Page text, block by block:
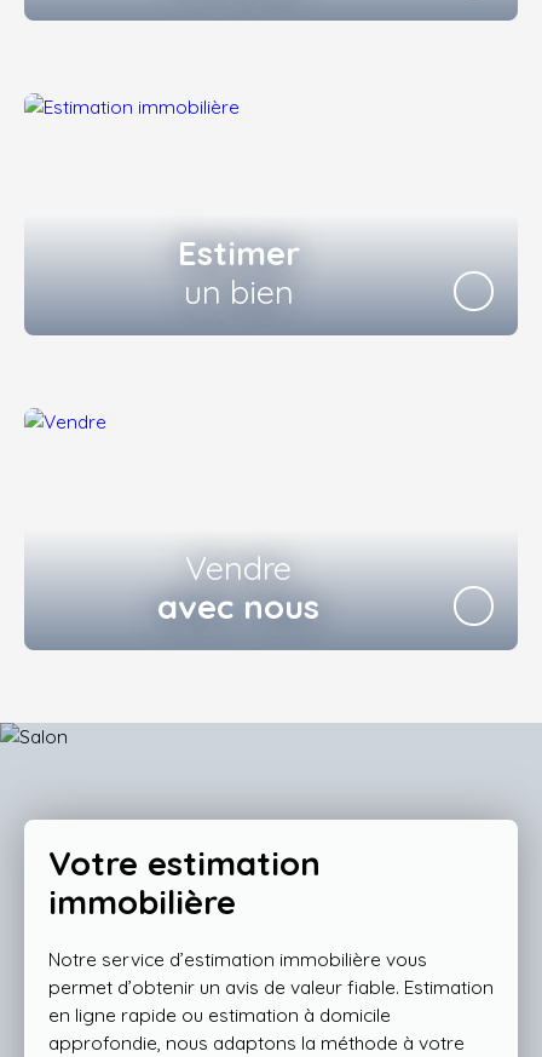
Estimer
un bien
Vendre
avec nous
Votre estimation
immobilière
Notre service d’estimation immobilière vous
permet d’obtenir un avis de valeur fiable. Estimation
en ligne rapide ou estimation à domicile
approfondie, nous adaptons la méthode à votre